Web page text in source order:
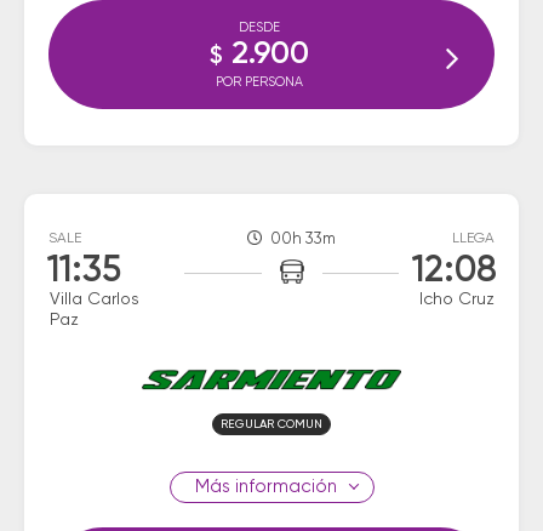
DESDE
$ 2.900
POR PERSONA
SALE
11:35
Villa Carlos
Paz
00h 33m LLEGA
12:08
Icho Cruz
REGULAR COMUN
información